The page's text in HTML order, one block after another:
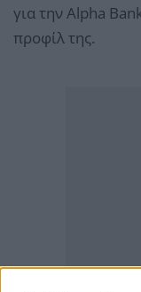
για την Alpha
προφίλ της.